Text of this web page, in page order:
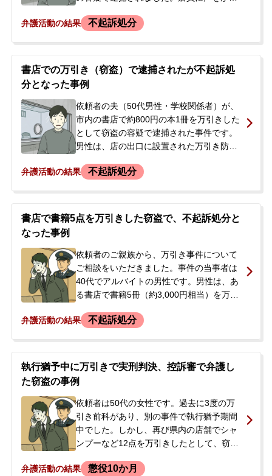
め、逮捕に至ったとのことです。警察から
た。本人には前科前歴はなく、うつ病での
通院歴がある可能性も示唆されていまし
た。
弁護活動の結果 不起訴処分
書店での万引き（窃盗）で逮捕されたが不起訴処
分となった事例
依頼者の夫（50代男性・学校関係者）が、
市内の書店で約800円の本1冊を万引きした
として窃盗の容疑で逮捕された事件です。
男性は、店の出口に設置された万引き防止
ました。男性には約2年前に同様の万引き事
の連絡を受けた妻から、当事務所へご相談
がありました。妻は以前、夫の別の窃盗事
も同じ弁護士への依頼を強く希望されまし
た。逮捕当初、男性は容疑を否認していま
したが、弁護士との接見を経て事実を認め
る方針に転換しました。
弁護活動の結果 不起訴処分
書店で書籍5点を万引きした窃盗で、不起訴処分と
なった事例
依頼者のご親族から、万引き事件について
ご相談をいただきました。事件の当事者は
40代でアルバイトの男性です。男性は、あ
る書店で書籍5冊（約3,000円相当）を万引
で取り調べを受けました。逮捕はされず在
逮捕され、弁護士に依頼して不起訴になっ
た前歴がありました。ご家族は今回も不起
訴処分にしたいと強く希望されており、警
察から再度呼び出しがあったタイミング
で、当事務所にご依頼されました。
弁護活動の結果 不起訴処分
執行猶予中に万引きで実刑判決、控訴審で弁護し
た窃盗の事例
依頼者は50代の女性です。過去に3度の万
引き前科があり、別の事件で執行猶予期間
中でした。しかし、再び県内の店舗でシャ
ンプーなど12点を万引きしたとして、窃盗
裁判で、検察官から懲役1年6か月を求刑さ
弁護活動の結果 懲役10か月